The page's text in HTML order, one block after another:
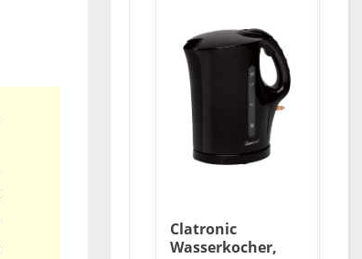
Clatronic
Wasserkocher,